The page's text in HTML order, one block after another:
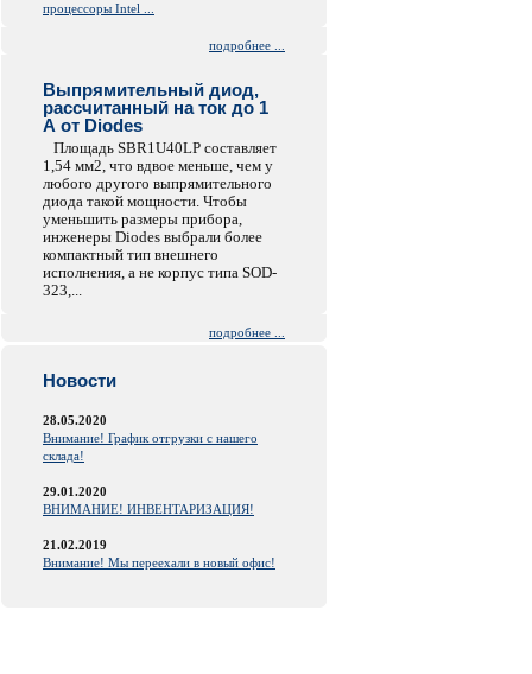
процессоры Intel ...
подробнее ...
Выпрямительный диод,
рассчитанный на ток до 1
А от Diodes
Площадь SBR1U40LP составляет
1,54 мм2, что вдвое меньше, чем у
любого другого выпрямительного
диода такой мощности. Чтобы
уменьшить размеры прибора,
инженеры Diodes выбрали более
компактный тип внешнего
исполнения, а не корпус типа SOD-
323,...
подробнее ...
Новости
28.05.2020
Внимание! График отгрузки с нашего
склада!
29.01.2020
ВНИМАНИЕ! ИНВЕНТАРИЗАЦИЯ!
21.02.2019
Внимание! Мы переехали в новый офис!